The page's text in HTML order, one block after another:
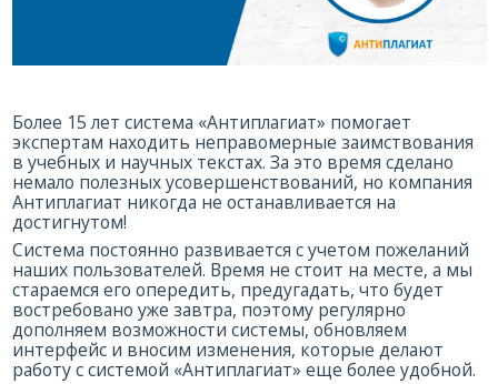
Более 15 лет система «Антиплагиат» помогает
экспертам находить неправомерные заимствования
в учебных и научных текстах. За это время сделано
немало полезных усовершенствований, но компания
Антиплагиат никогда не останавливается на
достигнутом!
Система постоянно развивается с учетом пожеланий
наших пользователей. Время не стоит на месте, а мы
стараемся его опередить, предугадать, что будет
востребовано уже завтра, поэтому регулярно
дополняем возможности системы, обновляем
интерфейс и вносим изменения, которые делают
работу с системой «Антиплагиат» еще более удобной.